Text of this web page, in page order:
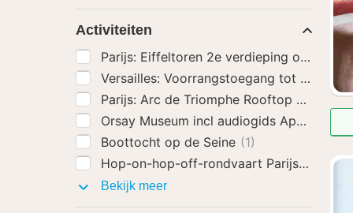
Activiteiten
Versailles: Voorrangstoegang tot het
Parijs: Arc de Triomphe Rooftop Tickets
Orsay Museum incl audiogids App
Boottocht op de Seine (1)
Hop-on-hop-off-rondvaart Parijs(1)
Bekijk meerActiviteiten